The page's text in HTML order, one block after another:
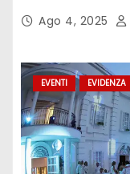
Ago 4, 2025
EVENTI EVIDENZA